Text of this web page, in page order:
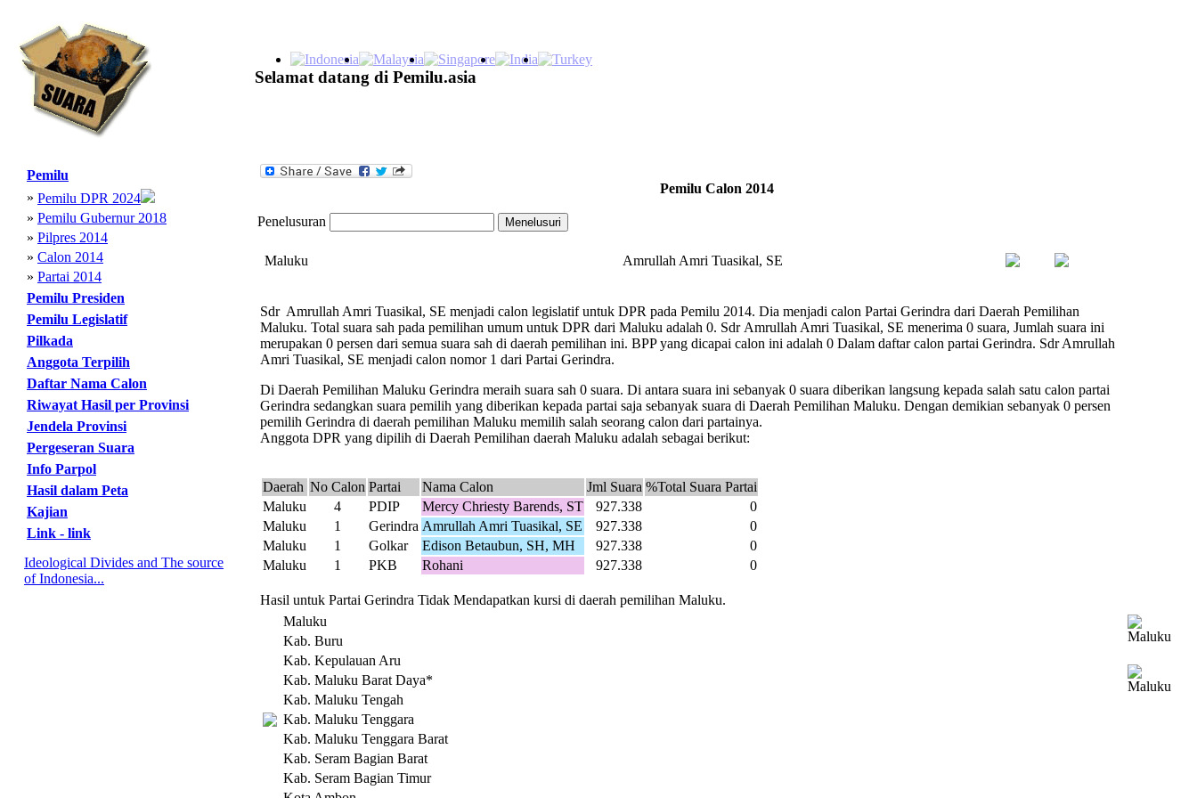
Selamat datang di Pemilu.asia
Pemilu
» Pemilu DPR 2024
» Pemilu Gubernur 2018
» Pilpres 2014
» Calon 2014
» Partai 2014
Pemilu Presiden
Pemilu Legislatif
Pilkada
Anggota Terpilih
Daftar Nama Calon
Riwayat Hasil per Provinsi
Jendela Provinsi
Pergeseran Suara
Info Parpol
Hasil dalam Peta
Kajian
Link - link
Ideological Divides and The source
of Indonesia...
Pemilu Calon 2014
Penelusuran
Maluku Amrullah Amri Tuasikal, SE
Sdr Amrullah Amri Tuasikal, SE menjadi calon legislatif untuk DPR pada Pemilu 2014. Dia menjadi calon Partai Gerindra dari Daerah Pemilihan
Maluku. Total suara sah pada pemilihan umum untuk DPR dari Maluku adalah 0. Sdr Amrullah Amri Tuasikal, SE menerima 0 suara, Jumlah suara ini
merupakan 0 persen dari semua suara sah di daerah pemilihan ini. BPP yang dicapai calon ini adalah 0 Dalam daftar calon partai Gerindra. Sdr Amrullah
Amri Tuasikal, SE menjadi calon nomor 1 dari Partai Gerindra.
Di Daerah Pemilihan Maluku Gerindra meraih suara sah 0 suara. Di antara suara ini sebanyak 0 suara diberikan langsung kepada salah satu calon partai
Gerindra sedangkan suara pemilih yang diberikan kepada partai saja sebanyak suara di Daerah Pemilihan Maluku. Dengan demikian sebanyak 0 persen
pemilih Gerindra di daerah pemilihan Maluku memilih salah seorang calon dari partainya.
Anggota DPR yang dipilih di Daerah Pemilihan daerah Maluku adalah sebagai berikut:
Daerah No Calon Partai Nama Calon Jml Suara %Total Suara Partai
Maluku
4 PDIP Mercy Chriesty Barends, ST 927.338
0
Maluku
1 Gerindra Amrullah Amri Tuasikal, SE 927.338
0
Maluku
1 Golkar Edison Betaubun, SH, MH 927.338
0
Maluku
1 PKB Rohani 927.338 0
Hasil untuk Partai Gerindra Tidak Mendapatkan kursi di daerah pemilihan Maluku.
Maluku
Kab. Buru
Kab. Kepulauan Aru
Kab. Maluku Barat Daya*
Kab. Maluku Tengah
Kab. Maluku Tenggara
Kab. Maluku Tenggara Barat
Kab. Seram Bagian Barat
Kab. Seram Bagian Timur